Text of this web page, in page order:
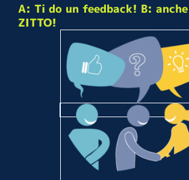
A: Ti do un feedback! B:
ZITTO!